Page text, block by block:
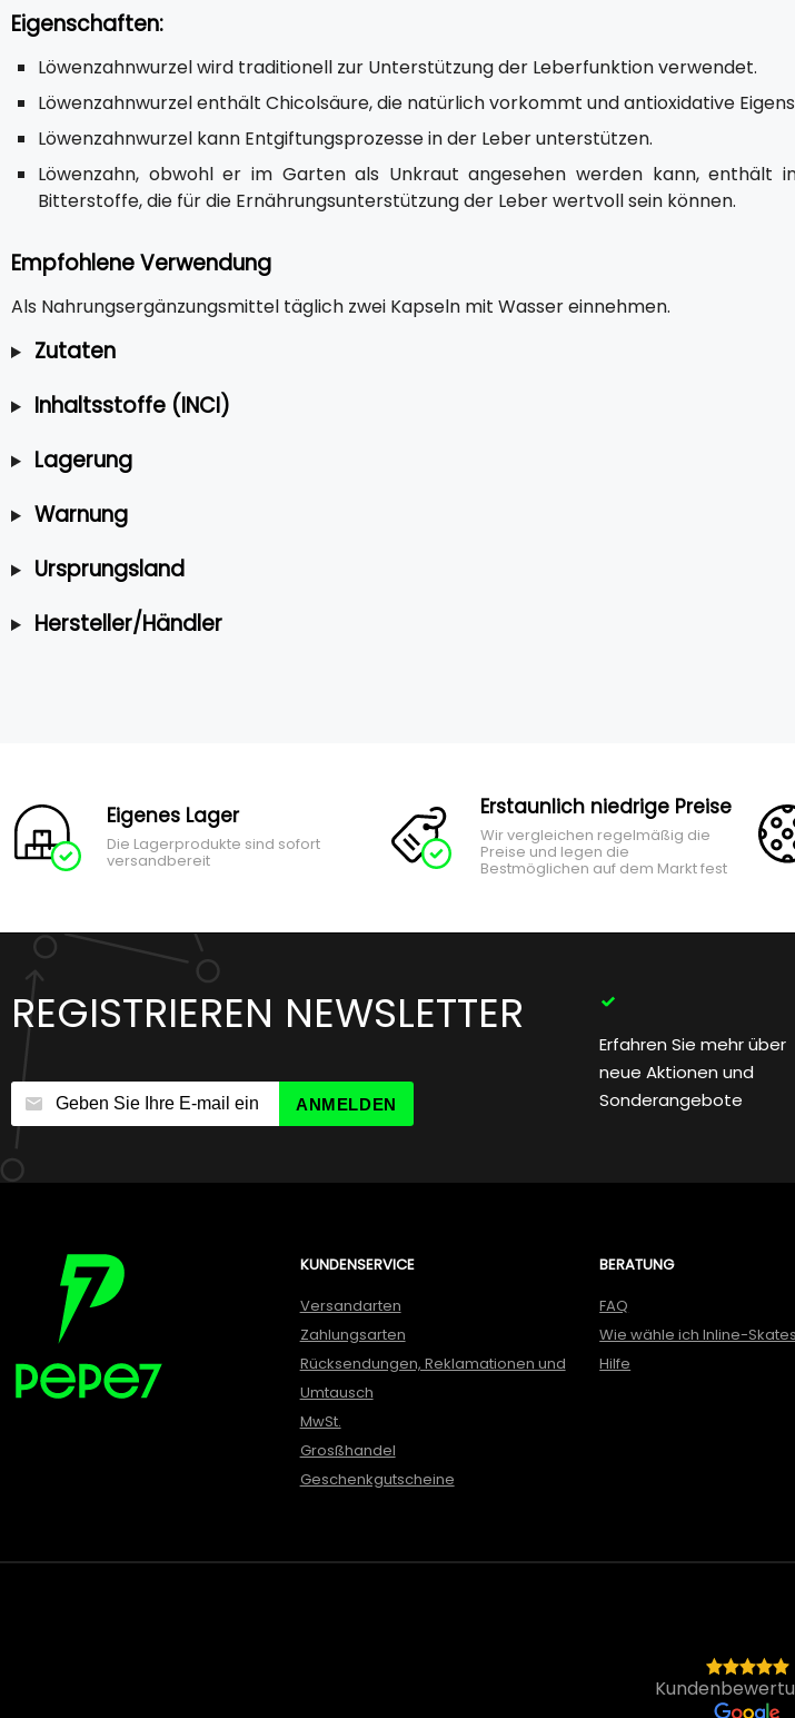
Eigenschaften:
Löwenzahnwurzel wird traditionell zur Unterstützung der Leberfunktion verwendet.
Löwenzahnwurzel enthält Chicolsäure, die natürlich vorkommt und antioxidative
Löwenzahnwurzel kann Entgiftungsprozesse in der Leber unterstützen.
Löwenzahn, obwohl er im Garten als Unkraut angesehen werden kann, enthält
Bitterstoffe, die für die Ernährungsunterstützung der Leber wertvoll sein können.
Empfohlene Verwendung
Als Nahrungsergänzungsmittel täglich zwei Kapseln mit Wasser einnehmen.
Zutaten
Inhaltsstoffe (INCI)
Lagerung
Warnung
Ursprungsland
Hersteller/Händler
Eigenes Lager
Die Lagerprodukte sind sofort
versandbereit
Erstaunlich niedrige Preise
Wir vergleichen regelmäßig die
Preise und legen die
Bestmöglichen auf dem Markt fest
REGISTRIEREN NEWSLETTER
ANMELDEN
Erfahren Sie mehr über
neue Aktionen und
Sonderangebote
KUNDENSERVICE
Versandarten
Zahlungsarten
Rücksendungen, Reklamationen und
Umtausch
MwSt.
Grosßhandel
Geschenkgutscheine
BERATUNG
FAQ
Wie wähle ich Inline-
Hilfe